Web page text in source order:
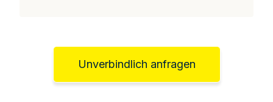
Unverbindlich anfragen